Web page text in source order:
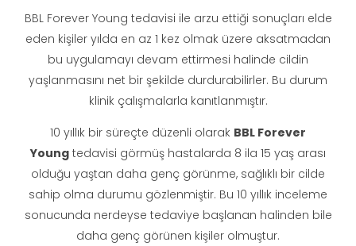
BBL Forever Young tedavisi ile arzu ettiği sonuçları elde
eden kişiler yılda en az 1 kez olmak üzere aksatmadan
bu uygulamayı devam ettirmesi halinde cildin
yaşlanmasını net bir şekilde durdurabilirler. Bu durum
klinik çalışmalarla kanıtlanmıştır.
10 yıllık bir süreçte düzenli olarak BBL Forever
Young tedavisi görmüş hastalarda 8 ila 15 yaş arası
olduğu yaştan daha genç görünme, sağlıklı bir cilde
sahip olma durumu gözlenmiştir. Bu 10 yıllık inceleme
sonucunda nerdeyse tedaviye başlanan halinden bile
daha genç görünen kişiler olmuştur.